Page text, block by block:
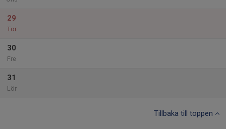
29
Tor
30
Fre
31
Lör
Tillbaka till toppen